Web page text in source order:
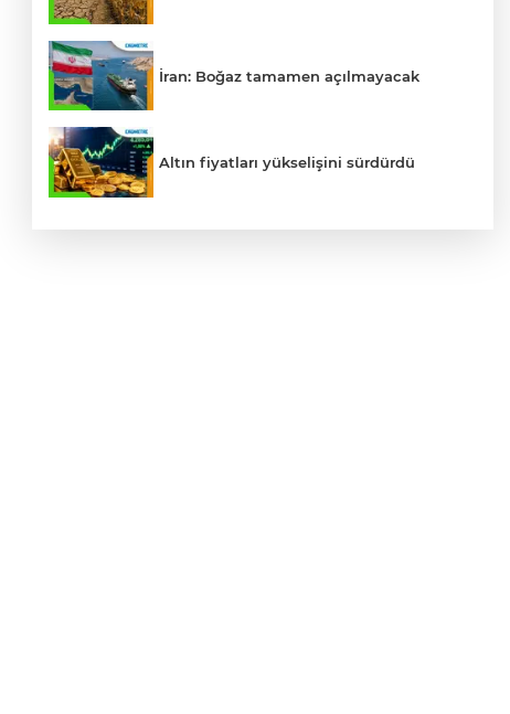
İran: Boğaz tamamen açılmayacak
Altın fiyatları yükselişini sürdürdü